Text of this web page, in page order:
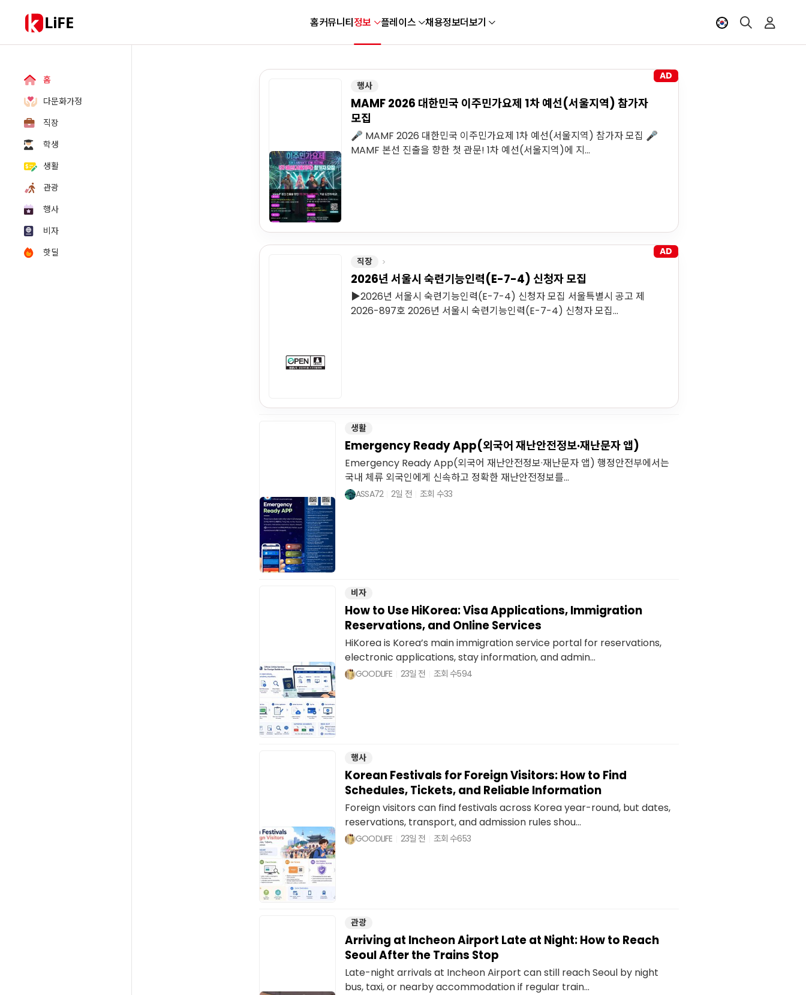
LiFE 홈커뮤니티정보 플레이스 채용정보더보기
홈
다문화가정
직장
학생
생활
관광
행사
비자
핫딜
AD
행사
MAMF 2026 대한민국 이주민가요제 1차 예선(서울지역) 참가자
모집
🎤 MAMF 2026 대한민국 이주민가요제 1차 예선(서울지역) 참가자 모집 🎤
MAMF 본선 진출을 향한 첫 관문! 1차 예선(서울지역)에 지...
AD
직장
2026년 서울시 숙련기능인력(E-7-4) 신청자 모집
▶2026년 서울시 숙련기능인력(E-7-4) 신청자 모집 서울특별시 공고 제
2026-897호 2026년 서울시 숙련기능인력(E-7-4) 신청자 모집...
생활
Emergency Ready App(외국어 재난안전정보·재난문자 앱)
Emergency Ready App(외국어 재난안전정보·재난문자 앱) 행정안전부에서는
국내 체류 외국인에게 신속하고 정확한 재난안전정보를...
ASSA72 2일 전 조회 수33
비자
How to Use HiKorea: Visa Applications, Immigration
Reservations, and Online Services
HiKorea is Korea’s main immigration service portal for reservations,
electronic applications, stay information, and admin...
GOODLIFE 23일 전 조회 수594
행사
Korean Festivals for Foreign Visitors: How to Find
Schedules, Tickets, and Reliable Information
Foreign visitors can find festivals across Korea year-round, but dates,
reservations, transport, and admission rules shou...
GOODLIFE 23일 전 조회 수653
관광
Arriving at Incheon Airport Late at Night: How to Reach
Seoul After the Trains Stop
Late-night arrivals at Incheon Airport can still reach Seoul by night
bus, taxi, or nearby accommodation if regular train...